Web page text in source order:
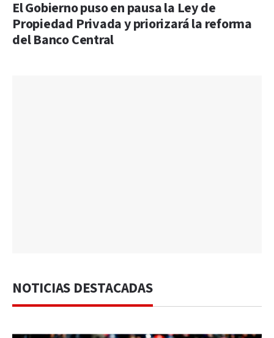
El Gobierno puso en pausa la Ley de
Propiedad Privada y priorizará la reforma
del Banco Central
NOTICIAS DESTACADAS